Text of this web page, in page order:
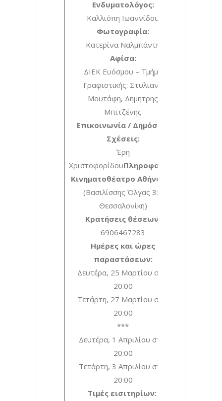
Ενδυματολόγος:
Καλλιόπη Ιωαννίδου
Φωτογραφία:
Κατερίνα Ναλμπάντη
Αφίσα:
ΔΙΕΚ Ευόσμου – Τμήμα
Γραφιστικής: Στυλιανή
Μουτάφη, Δημήτρης
Μπιτζένης
Επικοινωνία / Δημόσιες
Σχέσεις:
Έρη
ΧριστοφορίδουΠληροφορίες:
Κινηματοθέατρο Αθήναιον
(Βασιλίσσης Όλγας 35,
Θεσσαλονίκη)
Κρατήσεις θέσεων:
6906467283
Ημέρες και ώρες
παραστάσεων:
Δευτέρα, 25 Μαρτίου στις
20:00
Τετάρτη, 27 Μαρτίου στις
20:00
***
Δευτέρα, 1 Απριλίου στις
20:00
Τετάρτη, 3 Απριλίου στις
20:00
Τιμές εισιτηρίων: